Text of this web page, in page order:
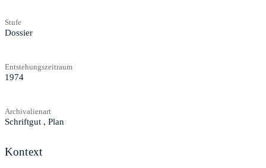
Stufe
Dossier
Entstehungszeitraum
1974
Archivalienart
Schriftgut , Plan
Kontext